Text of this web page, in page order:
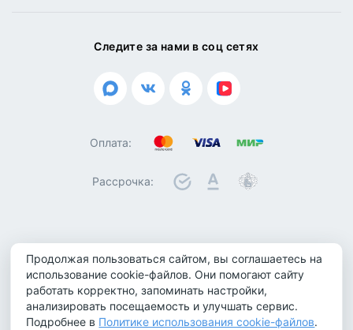
Продолжая пользоваться сайтом, вы соглашаетесь на
использование cookie-файлов. Они помогают сайту
работать корректно, запоминать настройки,
анализировать посещаемость и улучшать сервис.
Подробнее в Политике использования cookie-файлов.
Следите за нами в соц сетях
Оплата:
Рассрочка:
Политика конфиденциальности
Политика обработки персональных данных
Политика использования cookie-файлов